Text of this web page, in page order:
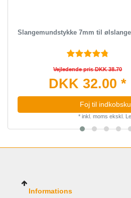
Slangemundstykke 7mm til
Vejledende pris DKK 38.70
DKK 32.00 *
Foj til
* inkl. moms ekskl.
Informations